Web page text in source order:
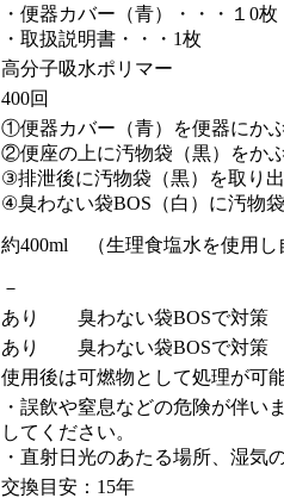
・便器カバー（青）・・・１0
・取扱説明書・・・1枚
高分子吸水ポリマー
400回
①便器カバー（青）を便器にか
②便座の上に汚物袋（黒）をか
③排泄後に汚物袋（黒）を取り
④臭わない袋BOS（白）に汚物
約400ml （生理食塩水を使用し
－
あり 臭わない袋BOSで対策
あり 臭わない袋BOSで対策
使用後は可燃物として処理が可
・誤飲や窒息などの危険が伴い
してください。
・直射日光のあたる場所、湿気
交換目安：15年